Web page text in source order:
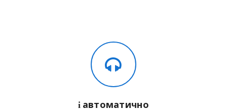
і автоматично